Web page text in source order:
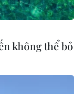
không thể bỏ